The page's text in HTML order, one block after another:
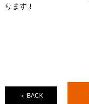
ります！
＜ BACK